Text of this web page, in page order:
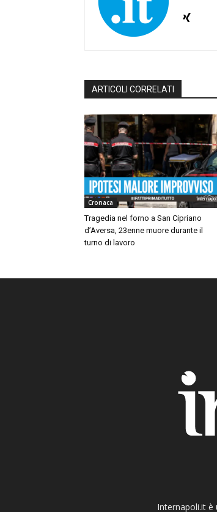
ARTICOLI CORRELATI
Cronaca
Tragedia nel forno a San Cipriano
d’Aversa, 23enne muore durante il
turno di lavoro
Internapoli.it è